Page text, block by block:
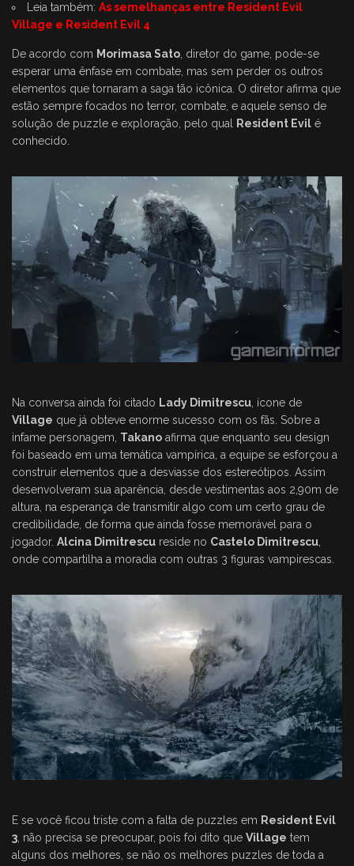
Leia também: As semelhanças entre Resident Evil
Village e Resident Evil 4
De acordo com Morimasa Sato, diretor do game, pode-se
esperar uma ênfase em combate, mas sem perder os outros
elementos que tornaram a saga tão icônica. O diretor afirma que
estão sempre focados no terror, combate, e aquele senso de
solução de puzzle e exploração, pelo qual Resident Evil é
conhecido.
Na conversa ainda foi citado Lady Dimitrescu, ícone de
Village que já obteve enorme sucesso com os fãs. Sobre a
infame personagem, Takano afirma que enquanto seu design
foi baseado em uma temática vampírica, a equipe se esforçou a
construir elementos que a desviasse dos estereótipos. Assim
desenvolveram sua aparência, desde vestimentas aos 2,90m de
altura, na esperança de transmitir algo com um certo grau de
credibilidade, de forma que ainda fosse memorável para o
jogador. Alcina Dimitrescu reside no Castelo Dimitrescu,
onde compartilha a moradia com outras 3 figuras vampirescas.
E se você ficou triste com a falta de puzzles em Resident Evil
3, não precisa se preocupar, pois foi dito que Village tem
alguns dos melhores, se não os melhores puzzles de toda a